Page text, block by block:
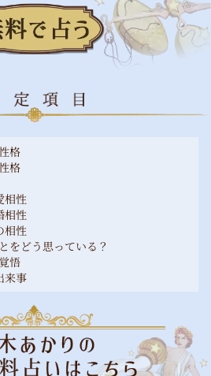
格
格
相性
相性
相性
をどう思っている？
悟
来事